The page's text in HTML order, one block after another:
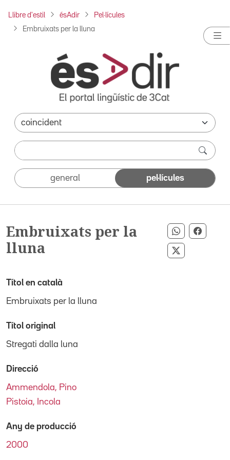
Llibre d'estil ésAdir Pel·lícules
Embruixats per la lluna
general pel·lícules
Embruixats per la
lluna
Compartir
Compartir
Títol en català
Embruixats per la lluna
Títol original
Stregati dalla luna
Direcció
Ammendola, Pino
Pistoia, Incola
Any de producció
2000